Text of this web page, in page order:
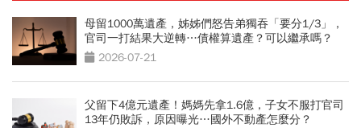
母留1000萬遺產，姊姊們怒告弟獨吞「要分1/3」，
官司一打結果大逆轉…債權算遺產？可以繼承嗎？
2026-07-21
父留下4億元遺產！媽媽先拿1.6億，子女不服打官司
13年仍敗訴，原因曝光…國外不動產怎麼分？